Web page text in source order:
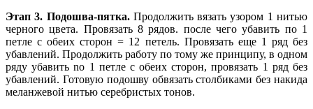
Этап 3. Подошва-пятка.Продолжить вязать узором 1 нитью
черного цвета. Провязать 8 ря­дов. после чего убавить по 1
петле с обеих сторон = 12 петель. Провязать еще 1 ряд без
убавлений. Продолжить работу по тому же принципу, в одном
ряду убавить no 1 петле с обеих сторон, провязать 1 ряд без
убавлений. Готовую подошву обвязать столбиками без накида
меланжевой нитью серебристых тонов.